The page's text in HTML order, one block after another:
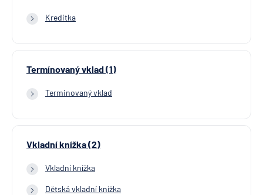
Kreditka
Termínovaný vklad (1)
Terminovaný vklad
Vkladní knížka (2)
Vkladní knížka
Dětská vkladní knížka